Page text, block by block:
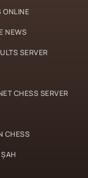
ONLINE
NEWS
SERVER
CHESS SERVER
CHESS